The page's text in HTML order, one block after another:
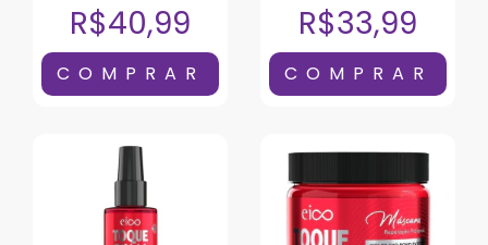
R$40,99 R$33,99